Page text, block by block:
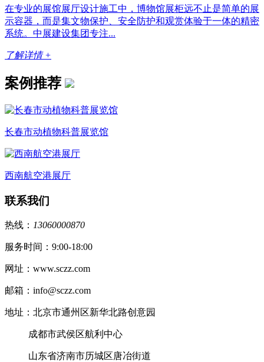
在专业的展馆展厅设计施工中，博物馆展柜远不止是简单的展
示容器，而是集文物保护、安全防护和观赏体验于一体的精密
系统。中展建设集团专注...
了解详情 +
案例推荐
长春市动植物科普展览馆
西南航空港展厅
联系我们
热线： 13060000870
服务时间：9:00-18:00
网址：www.sczz.com
邮箱：info@sczz.com
地址：北京市通州区新华北路创意园
成都市武侯区航利中心
山东省济南市历城区唐冶街道